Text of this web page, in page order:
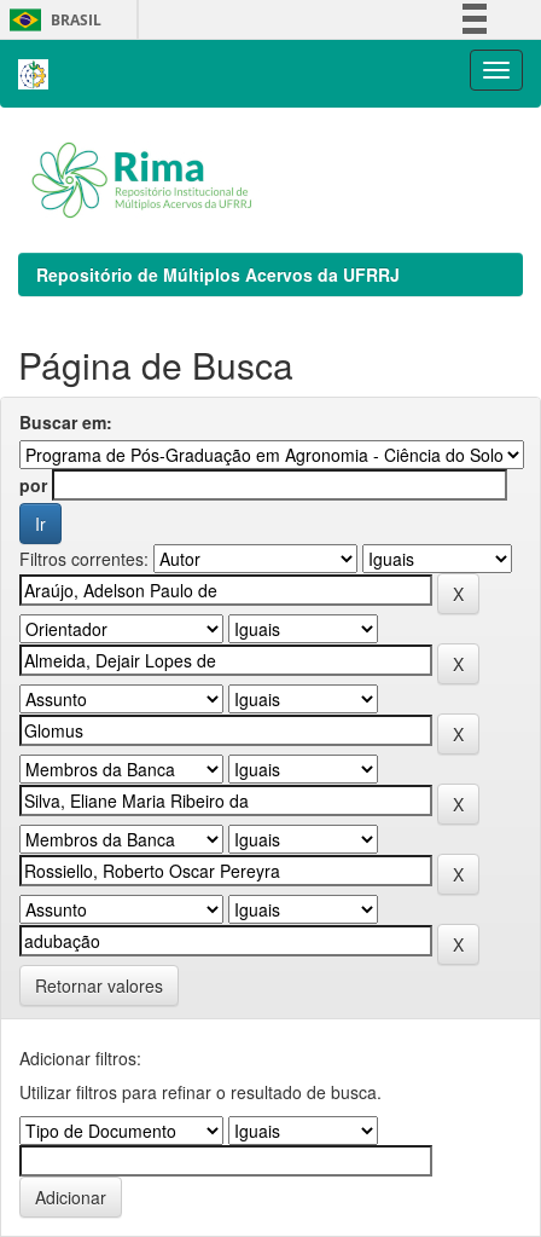
Skip
navigation
BRASIL
Repositório de Múltiplos Acervos da UFRRJ
Página de Busca
Buscar em:
por
Filtros correntes:
Retornar valores
Adicionar filtros:
Utilizar filtros para refinar o resultado de busca.